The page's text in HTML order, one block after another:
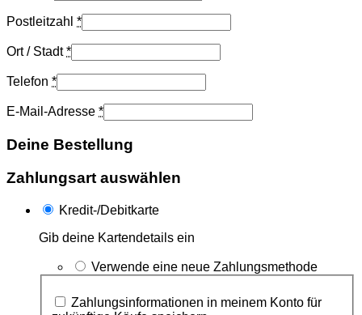
Postleitzahl *
Ort / Stadt*
Telefon *
E-Mail-Adresse *
Deine Bestellung
Zahlungsart auswählen
Kredit-/Debitkarte
Gib deine Kartendetails ein
Verwende eine neue Zahlungsmethode
Zahlungsinformationen in meinem Konto für